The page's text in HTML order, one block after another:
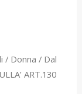
/ Donna / Dal
ART.130